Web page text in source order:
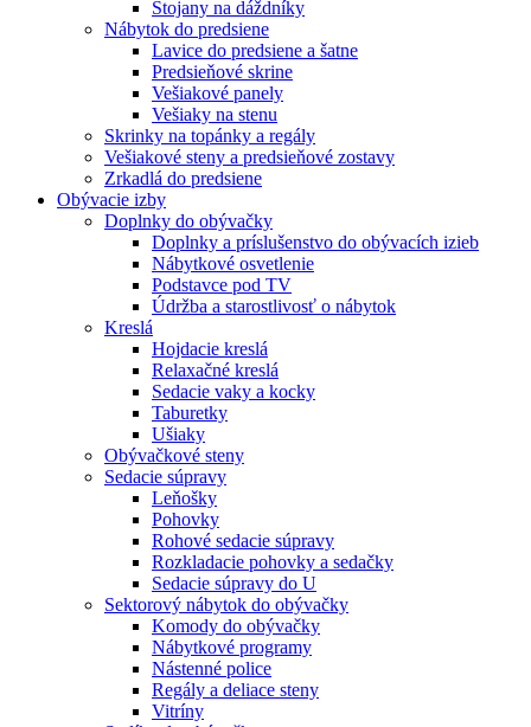
Stojany na dáždníky
Nábytok do predsiene
Lavice do predsiene a šatne
Predsieňové skrine
Vešiakové panely
Vešiaky na stenu
Skrinky na topánky a regály
Vešiakové steny a predsieňové zostavy
Zrkadlá do predsiene
Obývacie izby
Doplnky do obývačky
Doplnky a príslušenstvo do obývacích izieb
Nábytkové osvetlenie
Podstavce pod TV
Údržba a starostlivosť o nábytok
Kreslá
Hojdacie kreslá
Relaxačné kreslá
Sedacie vaky a kocky
Taburetky
Ušiaky
Obývačkové steny
Sedacie súpravy
Leňošky
Pohovky
Rohové sedacie súpravy
Rozkladacie pohovky a sedačky
Sedacie súpravy do U
Sektorový nábytok do obývačky
Komody do obývačky
Nábytkové programy
Nástenné police
Regály a deliace steny
Vitríny